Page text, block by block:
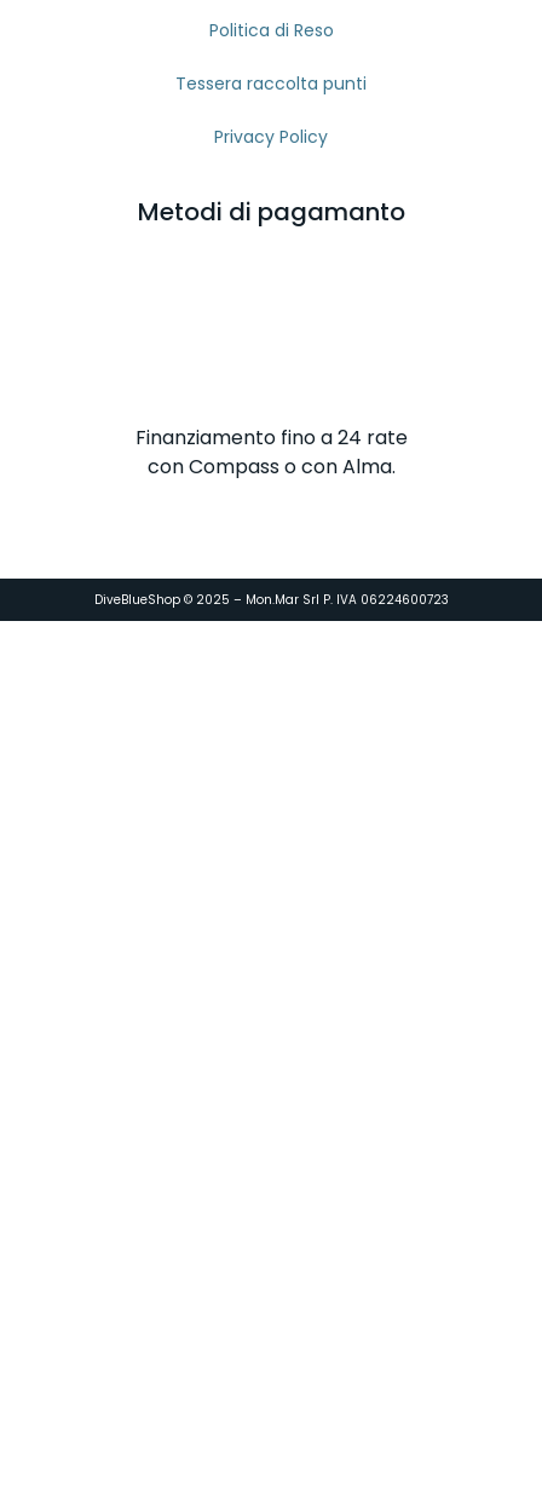
Politica di Reso
Tessera raccolta punti
Privacy Policy
Metodi di pagamanto
Finanziamento fino a 24 rate
con Compass o con Alma.
DiveBlueShop © 2025 – Mon.Mar Srl P. IVA 06224600723